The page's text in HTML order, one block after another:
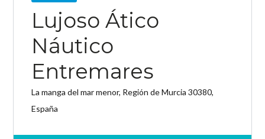
Lujoso Ático
Náutico
Entremares
La manga del mar menor, Región de Murcia 30380,
España